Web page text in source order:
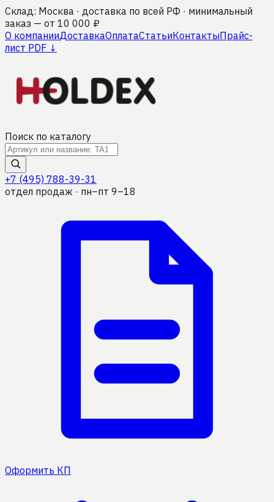
Склад: Москва · доставка по всей РФ · минимальный
заказ — от 10 000 ₽
О компанииДоставкаОплатаСтатьиКонтактыПрайс-
лист PDF ↓
Поиск по каталогу
+7 (495) 788-39-31
отдел продаж · пн–пт 9–18
Оформить КП